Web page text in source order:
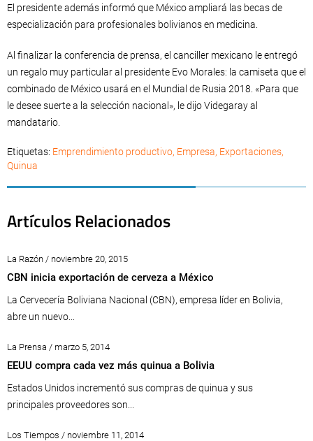
El presidente además informó que México ampliará las becas de
especialización para profesionales bolivianos en medicina.
Al finalizar la conferencia de prensa, el canciller mexicano le entregó
un regalo muy particular al presidente Evo Morales: la camiseta que el
combinado de México usará en el Mundial de Rusia 2018. «Para que
le desee suerte a la selección nacional», le dijo Videgaray al
mandatario.
Etiquetas: Emprendimiento productivo, Empresa, Exportaciones,
Quinua
Artículos Relacionados
La Razón / noviembre 20, 2015
CBN inicia exportación de cerveza a México
La Cervecería Boliviana Nacional (CBN), empresa líder en Bolivia,
abre un nuevo...
La Prensa / marzo 5, 2014
EEUU compra cada vez más quinua a Bolivia
Estados Unidos incrementó sus compras de quinua y sus
principales proveedores son...
Los Tiempos / noviembre 11, 2014